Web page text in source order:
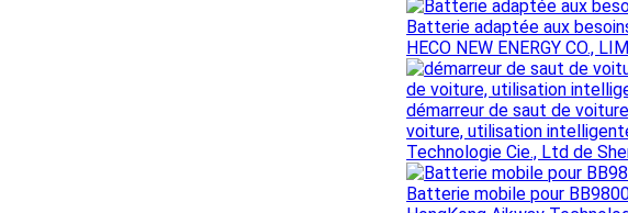
Batterie adaptée aux
HECO NEW ENERGY CO.,
démarreur de saut de
voiture, utilisation
Technologie Cie., Ltd de
Batterie mobile pour